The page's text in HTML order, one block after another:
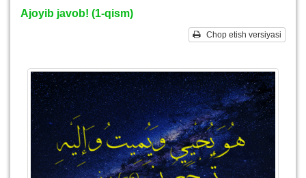
Ajoyib javob! (1-qism)
Chop etish versiyasi